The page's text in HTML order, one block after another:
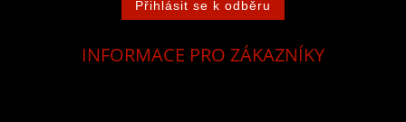
INFORMACE PRO ZÁKAZNÍKY